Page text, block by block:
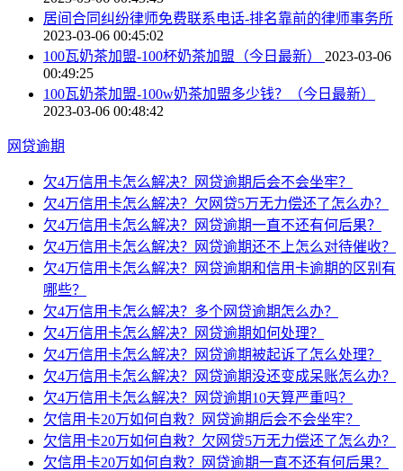
居间合同纠纷律师免费联系电话-排名靠前的律师事务所
2023-03-06 00:45:02
100瓦奶茶加盟-100杯奶茶加盟（今日最新） 2023-03-06
00:49:25
100瓦奶茶加盟-100w奶茶加盟多少钱？（今日最新）
2023-03-06 00:48:42
网贷逾期
欠4万信用卡怎么解决？网贷逾期后会不会坐牢？
欠4万信用卡怎么解决？欠网贷5万无力偿还了怎么办？
欠4万信用卡怎么解决？网贷逾期一直不还有何后果？
欠4万信用卡怎么解决？网贷逾期还不上怎么对待催收？
欠4万信用卡怎么解决？网贷逾期和信用卡逾期的区别有
哪些？
欠4万信用卡怎么解决？多个网贷逾期怎么办？
欠4万信用卡怎么解决？网贷逾期如何处理？
欠4万信用卡怎么解决？网贷逾期被起诉了怎么处理？
欠4万信用卡怎么解决？网贷逾期没还变成呆账怎么办？
欠4万信用卡怎么解决？网贷逾期10天算严重吗？
欠信用卡20万如何自救？网贷逾期后会不会坐牢？
欠信用卡20万如何自救？欠网贷5万无力偿还了怎么办？
欠信用卡20万如何自救？网贷逾期一直不还有何后果？